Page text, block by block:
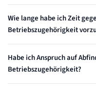
Kündigungsfrist 5 Monate
Abs. 2 BGB). Diese Frist
verlängert, aber nicht
Kündigungsfrist macht die
angreifbar — sie wird dann
Wie lange habe ich Zeit
Betriebszugehörigkeit
Zeit,
KSchG). Diese Frist ist
Kündigung als wirksam,
Habe ich Anspruch auf
Betriebszugehörigkeit?